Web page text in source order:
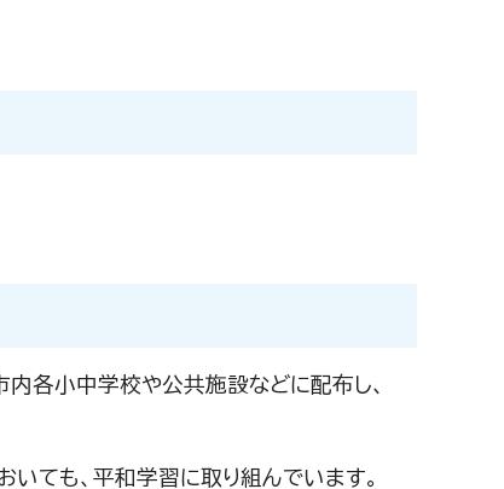
各小中学校や公共施設などに配布し、
ても、平和学習に取り組んでいます。